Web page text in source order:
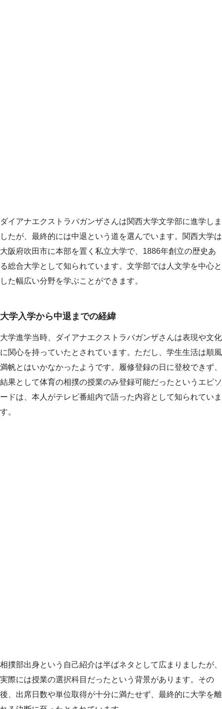
ダイアナエクストラバガンザさんは関西大学文学部に進学しま
したが、最終的には中退という道を選んでいます。関西大学は
大阪府吹田市に本部を置く私立大学で、1886年創立の歴史あ
る総合大学として知られています。文学部では人文学を中心と
した幅広い分野を学ぶことができます。
大学入学から中退までの経緯
大学進学当時、ダイアナエクストラバガンザさんは表現や文化
に関心を持っていたとされています。ただし、学生生活は順風
満帆とはいかなかったようです。履修登録の日に登校できず、
結果として体育の相撲の授業のみ登録可能だったというエピソ
ードは、本人がテレビ番組内で語った内容として知られていま
す。
相撲部出身という自己紹介は半ばネタとして広まりましたが、
実際には授業の選択科目だったという背景があります。その
後、出席日数や単位取得が十分に満たせず、最終的に大学を離